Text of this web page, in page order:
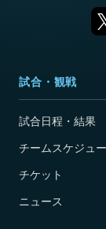
試合・観戦
試合日程・結果
チームスケジュ
チケット
ニュース